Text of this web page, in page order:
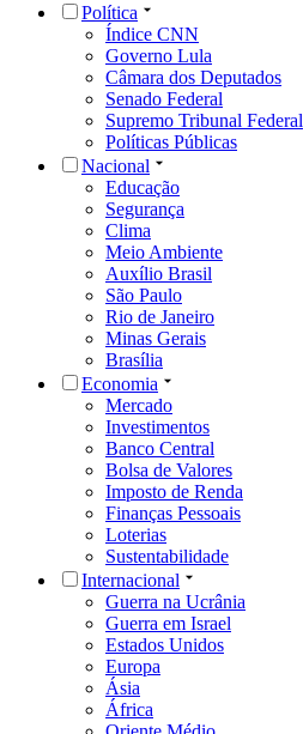
Política
Índice CNN
Governo Lula
Câmara dos Deputados
Senado Federal
Supremo Tribunal Federal
Políticas Públicas
Nacional
Educação
Segurança
Clima
Meio Ambiente
Auxílio Brasil
São Paulo
Rio de Janeiro
Minas Gerais
Brasília
Economia
Mercado
Investimentos
Banco Central
Bolsa de Valores
Imposto de Renda
Finanças Pessoais
Loterias
Sustentabilidade
Internacional
Guerra na Ucrânia
Guerra em Israel
Estados Unidos
Europa
Ásia
África